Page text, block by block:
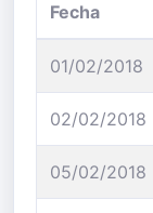
Fecha
01/02/2018
02/02/2018
05/02/2018